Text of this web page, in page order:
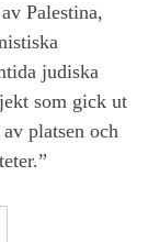
Palestina,
judiska
som gick ut
platsen och